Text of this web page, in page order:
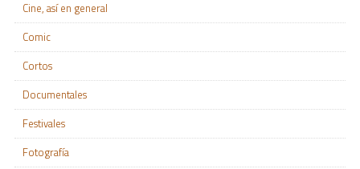
Cine, así en general
Comic
Cortos
Documentales
Festivales
Fotografía